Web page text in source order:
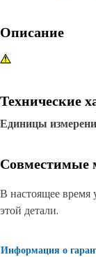
Описание
Технические
Единицы
Совместимые
В настоящее время
этой детали.
Информация о